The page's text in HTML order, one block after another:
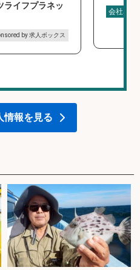
ライフプラネッ
by 求人ボックス
会社名
情報を見る